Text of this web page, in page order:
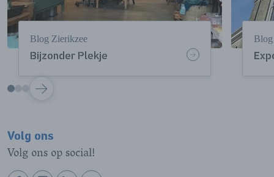
Bijzonder Plekje
Blog Zierikzee
VOLGENDE
Volg ons
Volg ons op social!